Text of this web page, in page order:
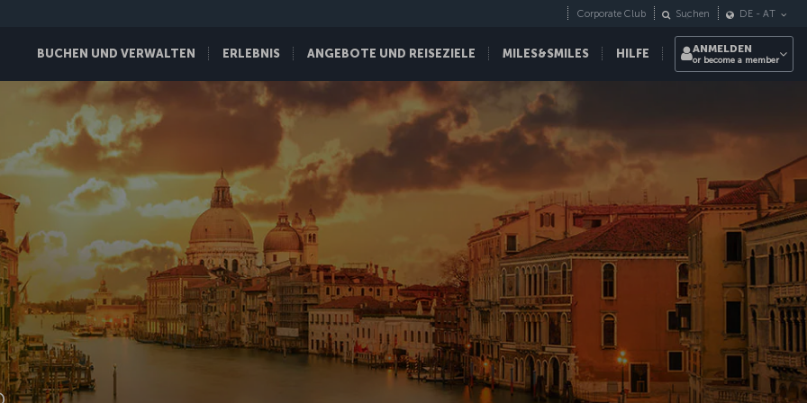
BUCHEN UND VERWALTEN ERLEBNIS ANGEBOTE UND REISEZIELE MILES&SMILES HILFE
Corporate Club Suchen DE - AT
ANMELDEN
or become a member